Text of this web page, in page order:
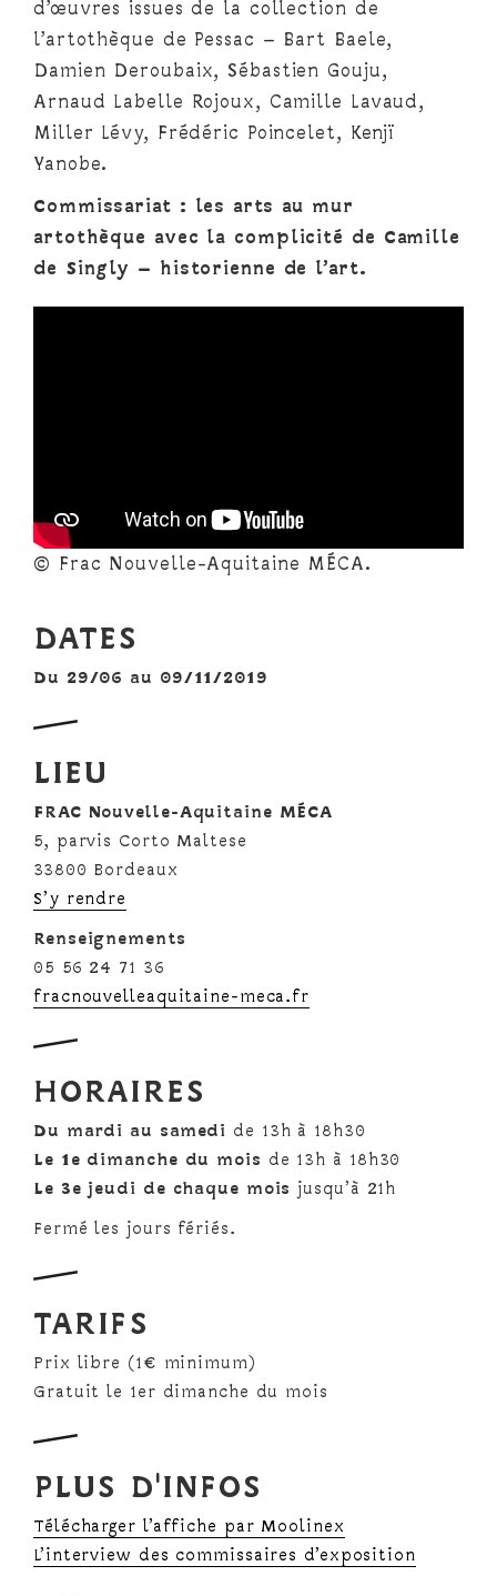
d’œuvres issues de la collection de
l’artothèque de Pessac – Bart Baele,
Damien Deroubaix, Sébastien Gouju,
Arnaud Labelle Rojoux, Camille Lavaud,
Miller Lévy, Frédéric Poincelet, Kenjï
Yanobe.
Commissariat : les arts au mur
artothèque avec la complicité de Camille
de Singly – historienne de l’art.
© Frac Nouvelle-Aquitaine MÉCA.
DATES
Du 29/06 au 09/11/2019
LIEU
FRAC Nouvelle-Aquitaine MÉCA
5, parvis Corto Maltese
33800 Bordeaux
S’y rendre
Renseignements
05 56 24 71 36
fracnouvelleaquitaine-meca.fr
HORAIRES
Du mardi au samedi de 13h à 18h30
Le 1e dimanche du mois de 13h à 18h30
Le 3e jeudi de chaque mois jusqu’à 21h
Fermé les jours fériés.
TARIFS
Prix libre (1€ minimum)
Gratuit le 1er dimanche du mois
PLUS D'INFOS
Télécharger l’affiche par Moolinex
L’interview des commissaires d’exposition